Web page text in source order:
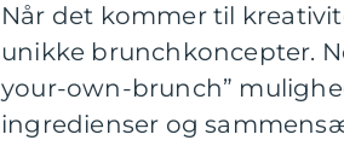
Når det kommer til
unikke brunchkoncepter.
your-own-brunch”
ingredienser og